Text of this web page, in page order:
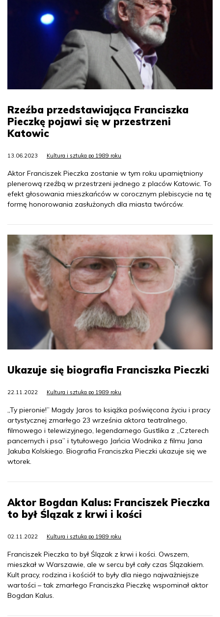
Rzeźba przedstawiająca Franciszka
Pieczkę pojawi się w przestrzeni
Katowic
13.06.2023 Kultura i sztuka po 1989 roku
Aktor Franciszek Pieczka zostanie w tym roku upamiętniony
plenerową rzeźbą w przestrzeni jednego z placów Katowic. To
efekt głosowania mieszkańców w corocznym plebiscycie na tę
formę honorowania zasłużonych dla miasta twórców.
Ukazuje się biografia Franciszka Pieczki
22.11.2022 Kultura i sztuka po 1989 roku
„Ty pieronie!” Magdy Jaros to książka poświęcona życiu i pracy
artystycznej zmarłego 23 września aktora teatralnego,
filmowego i telewizyjnego, legendarnego Gustlika z „Czterech
pancernych i psa” i tytułowego Jańcia Wodnika z filmu Jana
Jakuba Kolskiego. Biografia Franciszka Pieczki ukazuje się we
wtorek.
Aktor Bogdan Kalus: Franciszek Pieczka
to był Ślązak z krwi i kości
02.11.2022 Kultura i sztuka po 1989 roku
Franciszek Pieczka to był Ślązak z krwi i kości. Owszem,
mieszkał w Warszawie, ale w sercu był cały czas Ślązakiem.
Kult pracy, rodzina i kościół to były dla niego najważniejsze
wartości – tak zmarłego Franciszka Pieczkę wspominał aktor
Bogdan Kalus.